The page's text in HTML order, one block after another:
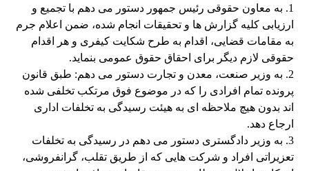
1. به معاون حقوقی رئیس جمهور دستور می دهم با تجمیع و
ارزیابی کلیه گزارش ها و تحقیقات انجام شده، ضمن اعلام جرم
به مقامات قضایی، اقدام به طرح شکایت کیفری و هر اقدام
حقوقی لازم دیگر برای احقاق حقوق عمومی بنماید.
2. به وزیر صنعت، معدن و تجارت دستور می دهم: طبق قانون
پرونده تمام افرادی را که در موضوع فوق مرتکب تخلفی شده
اند بدون هیچ ملاحظه ای به هیئت رسیدگی به تخلفات اداری
ارجاع دهد.
3. به وزیر دادگستری دستور می دهم در رسیدگی به تخلفات
تعزیراتی افراد و شرکت هایی که از طریق تقلب، گرانفروشی،